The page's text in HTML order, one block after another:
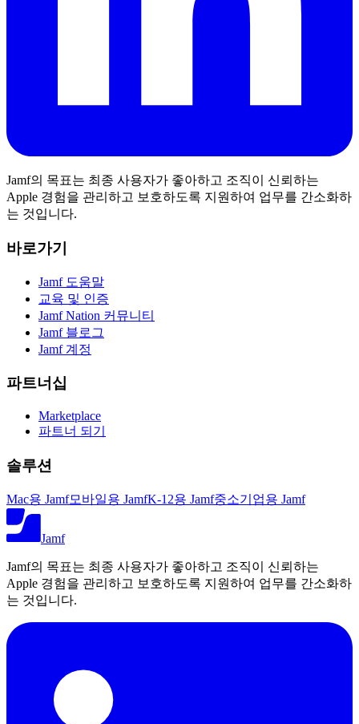
Jamf의 목표는 최종 사용자가 좋아하고 조직이 신뢰하는
Apple 경험을 관리하고 보호하도록 지원하여 업무를 간소화하
는 것입니다.
바로가기
Jamf 도움말
교육 및 인증
Jamf Nation 커뮤니티
Jamf 블로그
Jamf 계정
파트너십
Marketplace
파트너 되기
솔루션
Mac용 Jamf모바일용 JamfK-12용 Jamf중소기업용 Jamf
Jamf
Jamf의 목표는 최종 사용자가 좋아하고 조직이 신뢰하는
Apple 경험을 관리하고 보호하도록 지원하여 업무를 간소화하
는 것입니다.